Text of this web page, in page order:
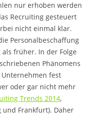
nur erhoben werden
Recruiting gesteuert
nicht einmal klar.
Personalbeschaffung
früher. In der Folge
Phänomens
fest
oder gar nicht mehr
Trends 2014,
Frankfurt). Daher